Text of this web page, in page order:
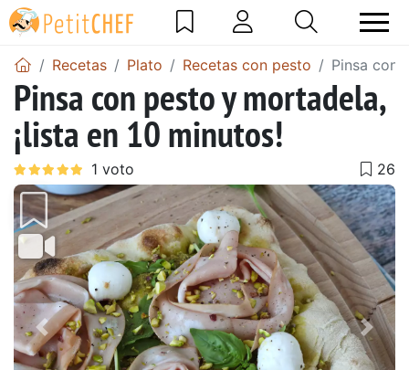
Recetas Plato Recetas con pesto Pinsa con
Pinsa con pesto y mortadela,
¡lista en 10 minutos!
Anterior